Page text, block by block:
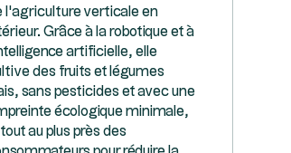
l'agriculture verticale en
Grâce à la robotique et à
artificielle, elle
des fruits et légumes
sans pesticides et avec une
écologique minimale,
tout au plus près des